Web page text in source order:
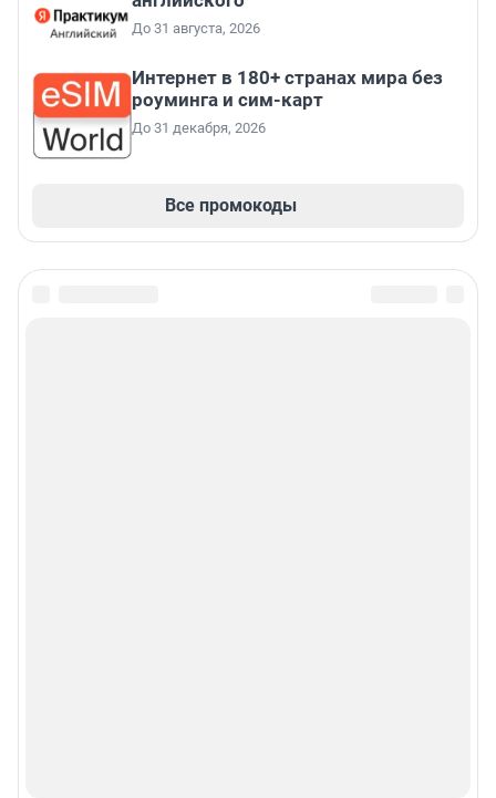
До 31 августа, 2026
Интернет в 180+ странах мира без
роуминга и сим-карт
До 31 декабря, 2026
Все промокоды